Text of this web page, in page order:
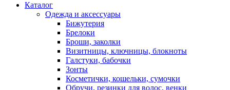
Каталог
Oдежда и аксессуары
Бижутерия
Брелоки
Броши, заколки
Визитницы, ключницы, блокноты
Галстуки, бабочки
Зонты
Косметички, кошельки, сумочки
Обручи, резинки для волос, венки